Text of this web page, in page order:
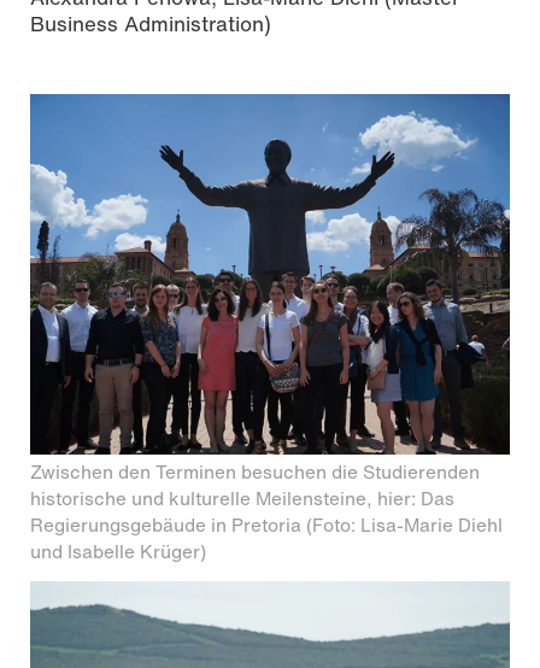
Business Administration)
Zwischen den Terminen besuchen die Studierenden
historische und kulturelle Meilensteine, hier: Das
Regierungsgebäude in Pretoria (Foto: Lisa-Marie Diehl
und Isabelle Krüger)